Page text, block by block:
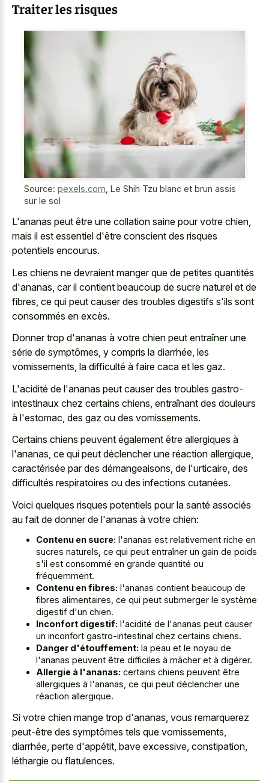
Traiter les risques
Source: pexels.com Le Shih Tzu blanc et brun assis
sur le sol
L'ananas peut être une collation saine pour votre chien,
mais il est essentiel d'être conscient des risques
potentiels encourus.
Les chiens ne devraient manger que de petites quantités
d'ananas, car il contient beaucoup de sucre naturel et de
fibres, ce qui peut causer des troubles digestifs s'ils sont
consommés en excès.
Donner trop d'ananas à votre chien peut entraîner une
série de symptômes, y compris la diarrhée, les
vomissements, la difficulté à faire caca et les gaz.
L'acidité de l'ananas peut causer des troubles gastro-
intestinaux chez certains chiens, entraînant des douleurs
à l'estomac, des gaz ou des vomissements.
Certains chiens peuvent également être allergiques à
l'ananas, ce qui peut déclencher une réaction allergique,
caractérisée par des démangeaisons, de l'urticaire, des
difficultés respiratoires ou des infections cutanées.
Voici quelques risques potentiels pour la santé associés
au fait de donner de l'ananas à votre chien:
Contenu en sucre: l'ananas est relativement riche en
sucres naturels, ce qui peut entraîner un gain de poids
s'il est consommé en grande quantité ou
fréquemment.
Contenu en fibres: l'ananas contient beaucoup de
fibres alimentaires, ce qui peut submerger le système
digestif d'un chien.
Inconfort digestif: l'acidité de l'ananas peut causer
un inconfort gastro-intestinal chez certains chiens.
Danger d'étouffement: la peau et le noyau de
l'ananas peuvent être difficiles à mâcher et à digérer.
Allergie à l'ananas: certains chiens peuvent être
allergiques à l'ananas, ce qui peut déclencher une
réaction allergique.
Si votre chien mange trop d'ananas, vous remarquerez
peut-être des symptômes tels que vomissements,
diarrhée, perte d'appétit, bave excessive, constipation,
léthargie ou flatulences.